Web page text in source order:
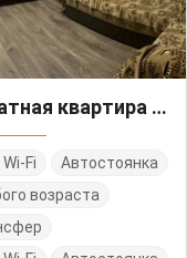
3х-комнатная квартира 75/4 кв 19
Fi
Автостоянка
возраста